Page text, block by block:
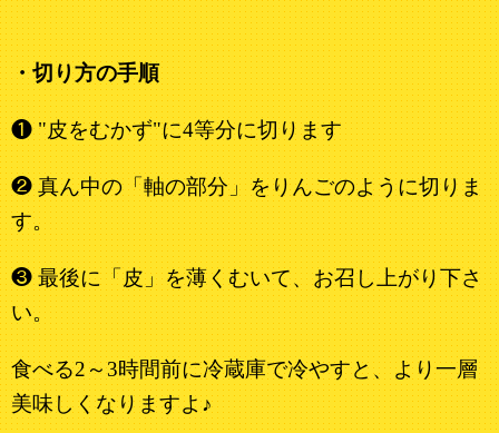
・切り方の手順
❶ "皮をむかず"に4等分に切ります
❷ 真ん中の「軸の部分」をりんごのように切りま
す。
❸ 最後に「皮」を薄くむいて、お召し上がり下さ
い。
食べる2～3時間前に冷蔵庫で冷やすと、より一層
美味しくなりますよ♪